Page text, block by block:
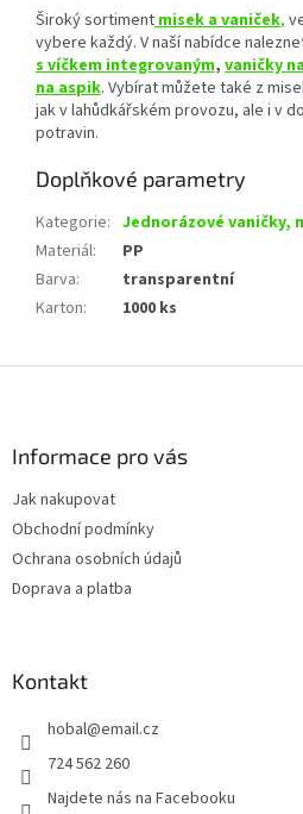
Široký sortimentmisekavaniček,
vybere každý. V naší nabídce
s víčkem integrovaným, vaničky
na aspik. Vybírat můžete také z
jak v lahůdkářském provozu, ale i v
potravin.
Doplňkové parametry
Kategorie: Jednorázové vaničky,
Materiál:
PP
Barva:
transparentní
Karton: 1000 ks
Informace pro vás
Jak nakupovat
Obchodní podmínky
Ochrana osobních údajů
Doprava a platba
Kontakt
hobal@email.cz
724 562 260
Najdete nás na Facebooku